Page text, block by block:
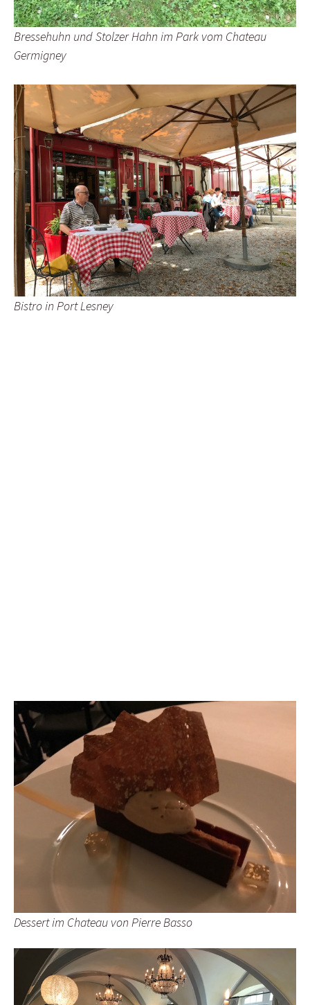
Bressehuhn und Stolzer Hahn im Park vom Chateau
Germigney
Bistro in Port Lesney
Dessert im Chateau von Pierre Basso